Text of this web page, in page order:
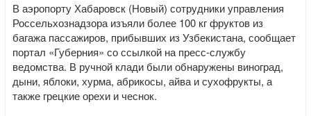
В аэропорту Хабаровск (Новый) сотрудники управления
Россельхознадзора изъяли более 100 кг фруктов из
багажа пассажиров, прибывших из Узбекистана, сообщает
портал «Губерния» со ссылкой на пресс-службу
ведомства. В ручной клади были обнаружены виноград,
дыни, яблоки, хурма, абрикосы, айва и сухофрукты, а
также грецкие орехи и чеснок.